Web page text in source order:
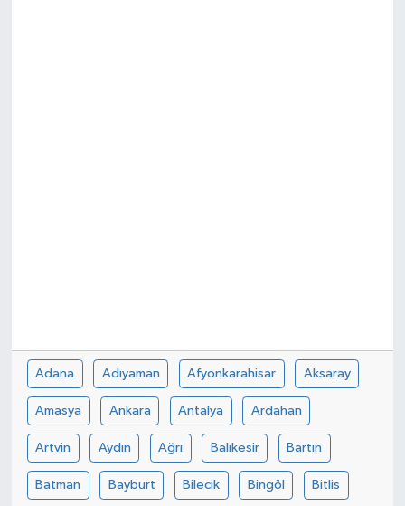
Adana Adıyaman Afyonkarahisar Aksaray
Amasya Ankara Antalya Ardahan
Artvin Aydın Ağrı Balıkesir Bartın
Batman Bayburt Bilecik Bingöl Bitlis
BİLİM&TEKNOLOJİ
BÖLGE
TÜRKİYE
DÜNYA